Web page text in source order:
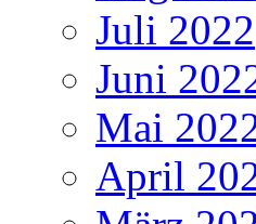
Juli 2022
Juni
Mai
April